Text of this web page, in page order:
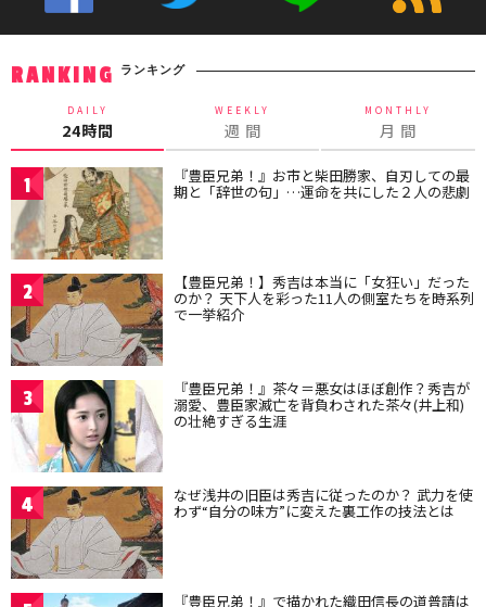
RANKING ランキング
DAILY
24時間
WEEKLY
週 間
MONTHLY
月 間
1 『豊臣兄弟！』お市と柴田勝家、自刃しての最
期と「辞世の句」…運命を共にした２人の悲劇
2 【豊臣兄弟！】秀吉は本当に「女狂い」だった
のか？ 天下人を彩った11人の側室たちを時系列
で一挙紹介
3 『豊臣兄弟！』茶々＝悪女はほぼ創作？秀吉が
溺愛、豊臣家滅亡を背負わされた茶々(井上和)
の壮絶すぎる生涯
4 なぜ浅井の旧臣は秀吉に従ったのか？ 武力を使
わず“自分の味方”に変えた裏工作の技法とは
『豊臣兄弟！』で描かれた織田信長の道普請は